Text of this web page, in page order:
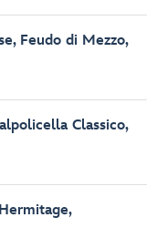
Feudo di Mezzo,
Classico,